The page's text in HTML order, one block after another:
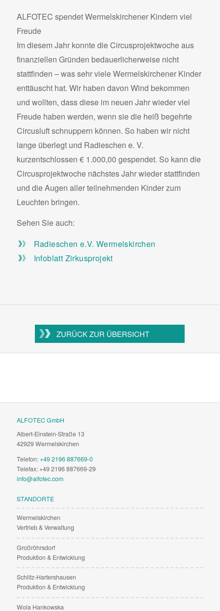
ALFOTEC spendet Wermelskirchener Kindern viel
Freude
Im diesem Jahr konnte die Circusprojektwoche aus
finanziellen Gründen bedauerlicherweise nicht
stattfinden – was sehr viele Wermelskirchener Kinder
enttäuscht hat. Wir haben davon Wind bekommen
und wollten, dass diese im neuen Jahr wieder viel
Freude haben werden, wenn sie die heiß begehrte
Circusluft schnuppern können. So haben wir nicht
lange überlegt und Radieschen e. V.
kurzentschlossen € 1.000,00 gespendet. So kann die
Circusprojektwoche nächstes Jahr wieder stattfinden
und die Augen aller teilnehmenden Kinder zum
Leuchten bringen.
Sehen Sie auch:
Radieschen e.V. Wermelskirchen
Infoblatt Zirkusprojekt
ZURÜCK ZUR ÜBERSICHT
ALFOTEC GmbH
Albert-Einstein-Straße 13
42929 Wermelskirchen
Telefon:+49 2196 887669-0
Telefax: +49 2196 887669-29
info@alfotec.com
STANDORTE
Wermelskirchen
Vertrieb & Verwaltung
Großröhrsdorf
Produktion & Entwicklung
Schlitz-Hartershausen
Produktion & Entwicklung
Wola Hankowska